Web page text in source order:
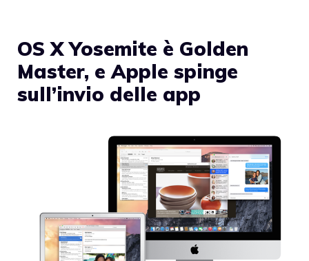
OS X Yosemite è Golden
Master, e Apple spinge
sull’invio delle app